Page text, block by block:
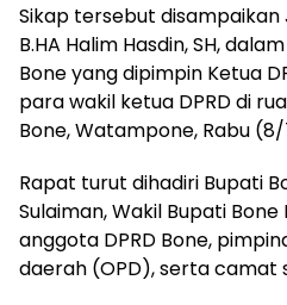
Sikap tersebut disampaikan
B.HA Halim Hasdin, SH,
Bone yang dipimpin Ketua
para wakil ketua DPRD di
Bone, Watampone, Rabu
Rapat turut dihadiri Bupati
Sulaiman, Wakil Bupati Bone
anggota DPRD Bone,
daerah (OPD), serta camat